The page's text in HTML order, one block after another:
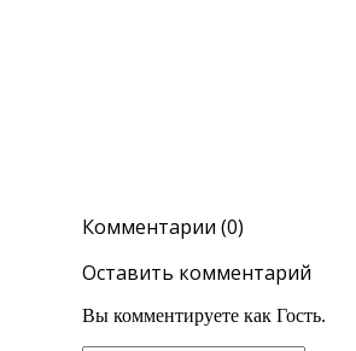
Комментарии (0)
Оставить комментарий
Вы комментируете как Гость.